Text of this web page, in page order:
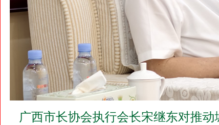
广西市长协会执行会长宋继东对推